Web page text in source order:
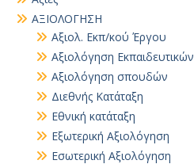
ΑΞΙΟΛΟΓΗΣΗ
Αξιολ. Εκπ/κού Έργου
Αξιολόγηση Εκπαιδευτικών
Αξιολόγηση σπουδών
Διεθνής Κατάταξη
Εθνική κατάταξη
Εξωτερική Αξιολόγηση
Εσωτερική Αξιολόγηση